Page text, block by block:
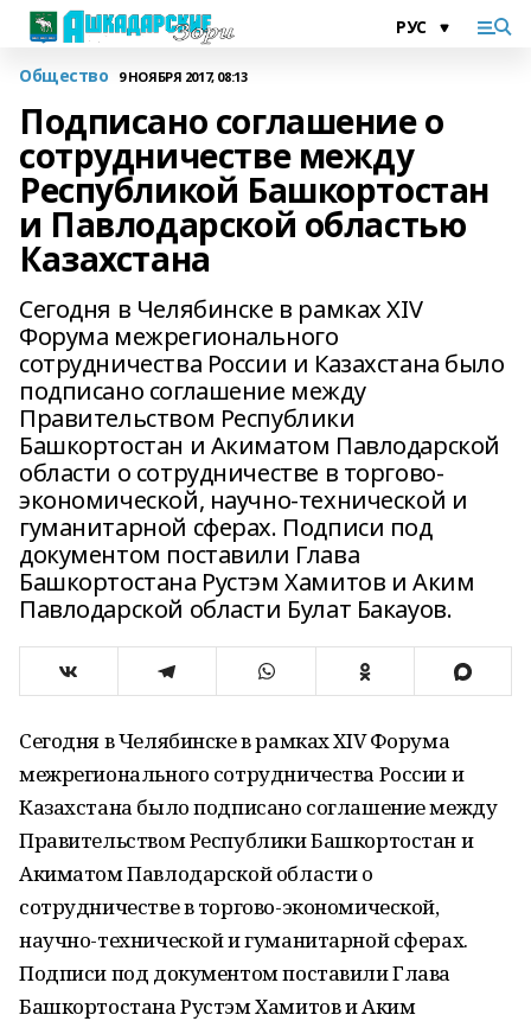
Общество 9 НОЯБРЯ 2017, 08:13
Подписано соглашение о
сотрудничестве между
Республикой Башкортостан
и Павлодарской областью
Казахстана
Сегодня в Челябинске в рамках XIV
Форума межрегионального
сотрудничества России и Казахстана было
подписано соглашение между
Правительством Республики
Башкортостан и Акиматом Павлодарской
области о сотрудничестве в торгово-
экономической, научно-технической и
гуманитарной сферах. Подписи под
документом поставили Глава
Башкортостана Рустэм Хамитов и Аким
Павлодарской области Булат Бакауов.
Сегодня в Челябинске в рамках XIV Форума
межрегионального сотрудничества России и
Казахстана было подписано соглашение между
Правительством Республики Башкортостан и
Акиматом Павлодарской области о
сотрудничестве в торгово-экономической,
научно-технической и гуманитарной сферах.
Подписи под документом поставили Глава
Башкортостана Рустэм Хамитов и Аким